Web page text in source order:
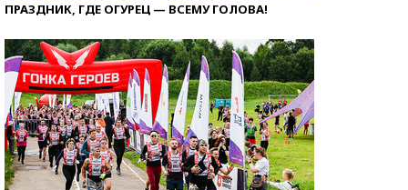
ПРАЗДНИК, ГДЕ ОГУРЕЦ — ВСЕМУ ГОЛОВА!